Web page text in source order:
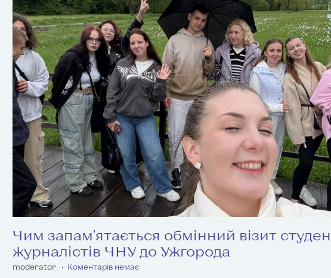
Чим запам'ятається обмінний візит
журналістів ЧНУ до Ужгорода
moderator Коментарів немає